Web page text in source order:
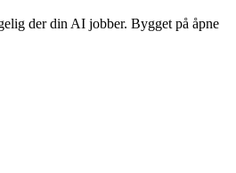
der din AI jobber. Bygget på åpne